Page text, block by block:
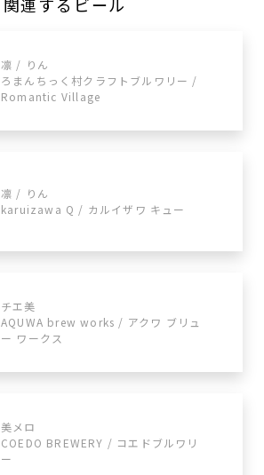
凛 / りん
ろまんちっく村クラフトブルワリー /
Romantic Village
凛 / りん
karuizawa Q / カルイザワ キュー
チエ美
AQUWA brew works / アクワ ブリュ
ー ワークス
美メロ
COEDO BREWERY / コエドブルワリ
ー